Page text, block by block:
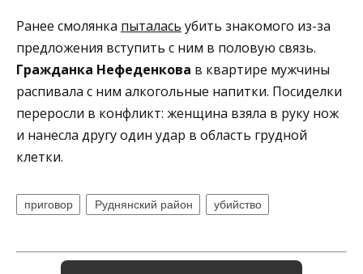
Ранее смолянка пыталась убить знакомого из-за
предложения вступить с ним в половую связь.
Гражданка Нефеденкова в квартире мужчины
распивала с ним алкогольные напитки. Посиделки
переросли в конфликт: женщина взяла в руку нож
и нанесла другу один удар в область грудной
клетки.
приговор Руднянский район убийство